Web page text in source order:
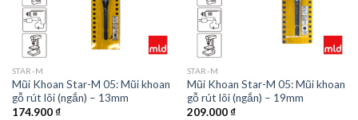
STAR-M
Mũi Khoan Star-M 05: Mũi khoan
gỗ rút lõi (ngắn) – 13mm
174.900₫
STAR-M
Mũi Khoan Star-M 05: Mũi khoan
gỗ rút lõi (ngắn) – 19mm
209.000₫